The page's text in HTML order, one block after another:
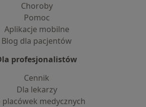
Choroby
Pomoc
Aplikacje mobilne
Blog dla pacjentów
profesjonalistów
Cennik
Dla lekarzy
placówek medycznych